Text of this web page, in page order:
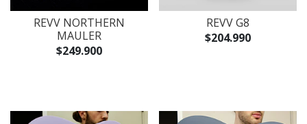
REVV NORTHERN
MAULER
$249.900
REVV G8
$204.990